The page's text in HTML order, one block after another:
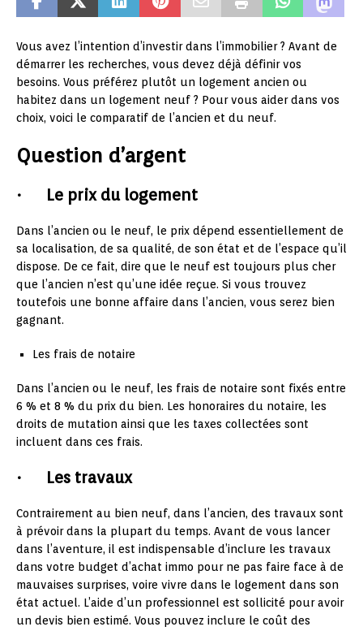
Vous avez l’intention d’investir dans l’immobilier ? Avant de
démarrer les recherches, vous devez déjà définir vos
besoins. Vous préférez plutôt un logement ancien ou
habitez dans un logement neuf ? Pour vous aider dans vos
choix, voici le comparatif de l’ancien et du neuf.
Question d’argent
· Le prix du logement
Dans l’ancien ou le neuf, le prix dépend essentiellement de
sa localisation, de sa qualité, de son état et de l’espace qu’il
dispose. De ce fait, dire que le neuf est toujours plus cher
que l’ancien n’est qu’une idée reçue. Si vous trouvez
toutefois une bonne affaire dans l’ancien, vous serez bien
gagnant.
Les frais de notaire
Dans l’ancien ou le neuf, les frais de notaire sont fixés entre
6 % et 8 % du prix du bien. Les honoraires du notaire, les
droits de mutation ainsi que les taxes collectées sont
incluent dans ces frais.
· Les travaux
Contrairement au bien neuf, dans l’ancien, des travaux sont
à prévoir dans la plupart du temps. Avant de vous lancer
dans l’aventure, il est indispensable d’inclure les travaux
dans votre budget d’achat immo pour ne pas faire face à de
mauvaises surprises, voire vivre dans le logement dans son
état actuel. L’aide d’un professionnel est sollicité pour avoir
un devis bien estimé. Vous pouvez inclure le coût des